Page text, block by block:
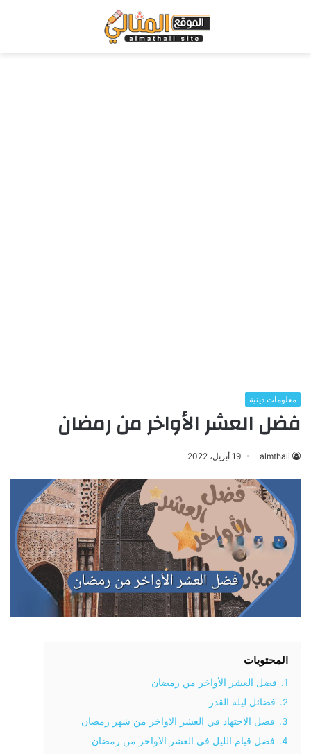
معلومات دينية
فضل العشر الأواخر من رمضان
almthali 19 أبريل، 2022
المحتويات
1.
فضل العشر الأواخر من رمضان
2.
فضائل ليلة القدر
3.
فضل الاجتهاد في العشر الاواخر من شهر رمضان
4.
فضل قيام الليل في العشر الاواخر من رمضان